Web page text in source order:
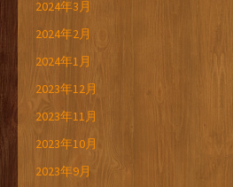
2024年3月
2024年2月
2024年1月
2023年12月
2023年11月
2023年10月
2023年9月